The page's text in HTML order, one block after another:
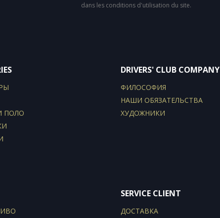
dans les conditions d'utilisation du site.
ПОЛО
DRIVERS' CLUB COMPANY
ФИЛОСОФИЯ
НАШИ ОБЯЗАТЕЛЬСТВА
ХУДОЖНИКИ
SERVICE CLIENT
ДОСТАВКА